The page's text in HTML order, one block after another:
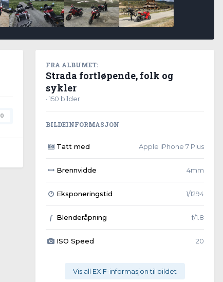
0
FRA ALBUMET:
Strada fortløpende, folk og
sykler
· 150 bilder
BILDEINFORMASJON
Tatt med Apple iPhone 7 Plus
Brennvidde 4mm
Eksponeringstid 1/1294
f Blenderåpning f/1.8
ISO Speed 20
Vis all EXIF-informasjon til bildet